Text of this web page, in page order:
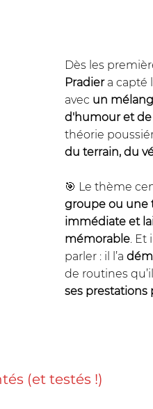
Dès les
Pradier a capté
avec un
d'humour et
théorie
du terrain, du
🎯 Le thème
groupe ou une
immédiate et
mémorable. Et
parler : il l’a
de routines
ses prestations
(et testés !)